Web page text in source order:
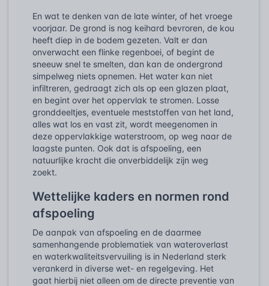
En wat te denken van de late winter, of het vroege
voorjaar. De grond is nog keihard bevroren, de kou
heeft diep in de bodem gezeten. Valt er dan
onverwacht een flinke regenboei, of begint de
sneeuw snel te smelten, dan kan de ondergrond
simpelweg niets opnemen. Het water kan niet
infiltreren, gedraagt zich als op een glazen plaat,
en begint over het oppervlak te stromen. Losse
gronddeeltjes, eventuele meststoffen van het land,
alles wat los en vast zit, wordt meegenomen in
deze oppervlakkige waterstroom, op weg naar de
laagste punten. Ook dat is afspoeling, een
natuurlijke kracht die onverbiddelijk zijn weg
zoekt.
Wettelijke kaders en normen rond
afspoeling
De aanpak van afspoeling en de daarmee
samenhangende problematiek van wateroverlast
en waterkwaliteitsvervuiling is in Nederland sterk
verankerd in diverse wet- en regelgeving. Het
gaat hierbij niet alleen om de directe preventie van